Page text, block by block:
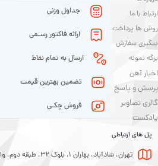
ارتباط با ما
روش ها پرداخت
پیگیری سفارش
برگه نمونه
اخبار آهن
پرسش و پاسخ
گالری تصاویر
پادکست
پل های ارتباطی
تهران، شادآباد، بهاران 1، بلوک 32، طبقه دوم، واحد 105
جداول وزنی
ارائه فاکتور رسـمی
ارسال به تمام نقاط
تضمین بهترین قیمت
فروش چکـی